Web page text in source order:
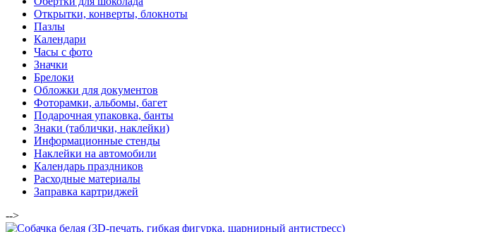
Открытки, конверты, блокноты
Пазлы
Календари
Часы с фото
Значки
Брелоки
Обложки для документов
Фоторамки, альбомы, багет
Подарочная упаковка, банты
Знаки (таблички, наклейки)
Информационные стенды
Наклейки на автомобили
Календарь праздников
Расходные материалы
Заправка картриджей
-->